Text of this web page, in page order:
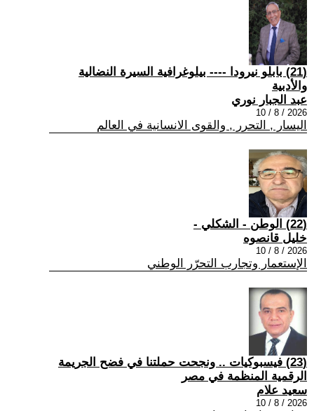
(21) بابلو نيرودا ---- بيلوغرافية السيرة النضالية
والأدبية
عبد الجبار نوري
2026 / 8 / 10
اليسار , التحرر , والقوى الانسانية في العالم
(22) الوطن - الشكلي -
خليل قانصوه
2026 / 8 / 10
الإستعمار وتجارب التحرّر الوطني
(23) فيسبوكيات .. ونجحت حملتنا في فضح الجريمة
الرقمية المنظمة في مصر
سعيد علام
2026 / 8 / 10